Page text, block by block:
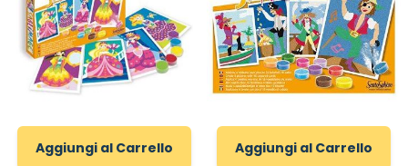
Aggiungi al Carrello Aggiungi al Carrello